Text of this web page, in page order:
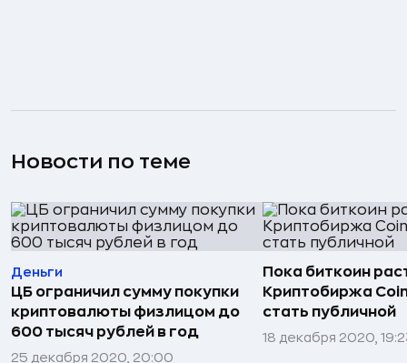
Новости по теме
Деньги
ЦБ ограничил сумму покупки
криптовалюты физлицом до
600 тысяч рублей в год
25 декабря 2020, 20:00
Пока биткоин
Криптобиржа
стать публичной
18 декабря 2020,